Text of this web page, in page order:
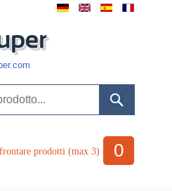
prodotti (max 3) 0